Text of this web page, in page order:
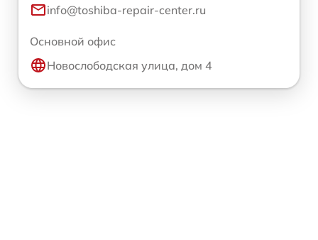
info@toshiba-repair-center.ru
Основной офис
Новослободская улица, дом 4